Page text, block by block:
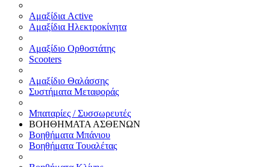
Αμαξίδια Active
Αμαξίδια Ηλεκτροκίνητα
Αμαξίδιο Ορθοστάτης
Scooters
Αμαξίδιο Θαλάσσης
Συστήματα Μεταφοράς
Μπαταρίες / Συσσωρευτές
ΒΟΗΘΗΜΑΤΑ ΑΣΘΕΝΩΝ
Βοηθήματα Μπάνιου
Βοηθήματα Τουαλέτας